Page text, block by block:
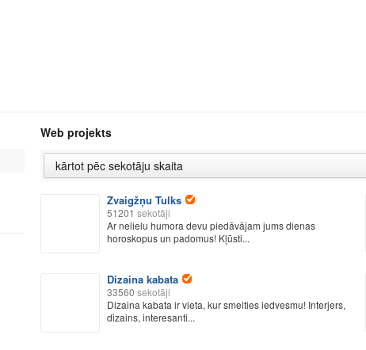
Web projekts
Zvaigžņu Tulks
51201 sekotāji
Ar nelielu humora devu piedāvājam jums dienas
horoskopus un padomus! Kļūsti...
Dizaina kabata
33560 sekotāji
Dizaina kabata ir vieta, kur smelties iedvesmu! Interjers,
dizains, interesanti...